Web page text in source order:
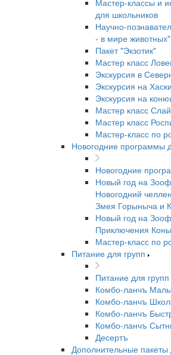
для школьников
Научно-
- в мире животных"
Пакет "Экзотик"
Мастер класс
Экскурсия в
Экскурсия на
Экскурсия на
Мастер класс
Мастер класс
Мастер-класс по
Новогодние программы
Новогодние
Новый год на
Новогодний
Змея Горыныча и
Новый год на
Приключения
Мастер-класс по
Питание для групп
Питание для групп
Комбо-ланчъ
Комбо-ланчъ
Комбо-ланчъ
Комбо-ланчъ
Десертъ
Дополнительные пакеты